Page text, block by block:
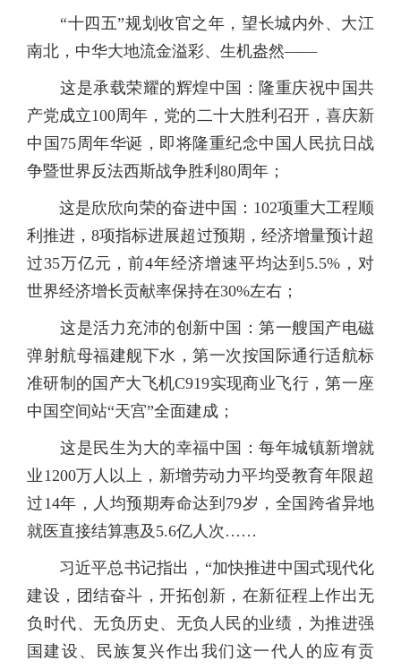
“十四五”规划收官之年，望长城内外、大江
南北，中华大地流金溢彩、生机盎然——
这是承载荣耀的辉煌中国：隆重庆祝中国共
产党成立100周年，党的二十大胜利召开，喜庆新
中国75周年华诞，即将隆重纪念中国人民抗日战
争暨世界反法西斯战争胜利80周年；
这是欣欣向荣的奋进中国：102项重大工程顺
利推进，8项指标进展超过预期，经济增量预计超
过35万亿元，前4年经济增速平均达到5.5%，对
世界经济增长贡献率保持在30%左右；
这是活力充沛的创新中国：第一艘国产电磁
弹射航母福建舰下水，第一次按国际通行适航标
准研制的国产大飞机C919实现商业飞行，第一座
中国空间站“天宫”全面建成；
这是民生为大的幸福中国：每年城镇新增就
业1200万人以上，新增劳动力平均受教育年限超
过14年，人均预期寿命达到79岁，全国跨省异地
就医直接结算惠及5.6亿人次……
习近平总书记指出，“加快推进中国式现代化
建设，团结奋斗，开拓创新，在新征程上作出无
负时代、无负历史、无负人民的业绩，为推进强
国建设、民族复兴作出我们这一代人的应有贡